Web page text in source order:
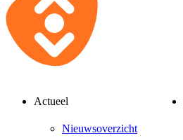
Actueel
Nieuwsoverzicht